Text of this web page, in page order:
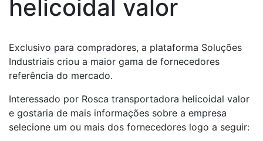
helicoidal valor
Exclusivo para compradores, a plataforma Soluções
Industriais criou a maior gama de fornecedores
referência do mercado.
Interessado por Rosca transportadora helicoidal valor
e gostaria de mais informações sobre a empresa
selecione um ou mais dos fornecedores logo a seguir: